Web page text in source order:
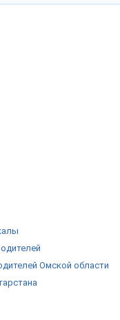
Мытищи, Нижний
во все регионы
Омской области